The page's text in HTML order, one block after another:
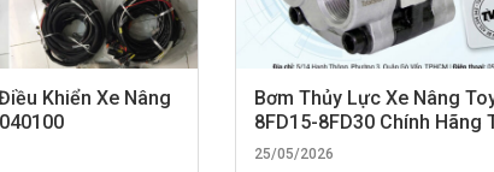
Khiển Xe Nâng
Bơm Thủy Lực Xe Nâng
8FD15-8FD30 Chính Hãng
TotalSource
25/05/2026